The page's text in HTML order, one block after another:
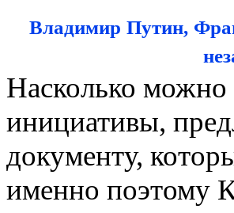
Владимир Путин,
Насколько можно
инициативы,
документу,
именно поэтому